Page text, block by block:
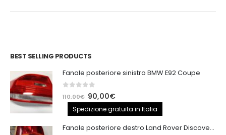
BEST SELLING PRODUCTS
Fanale posteriore sinistro BMW E92 Coupe
out of 5
110,00€ Il
prezzo
originale
era:
90,00€Il
prezzo
attuale
è:
Spedizione gratuita in Italia
Fanale posteriore destro Land Rover Discovery 3